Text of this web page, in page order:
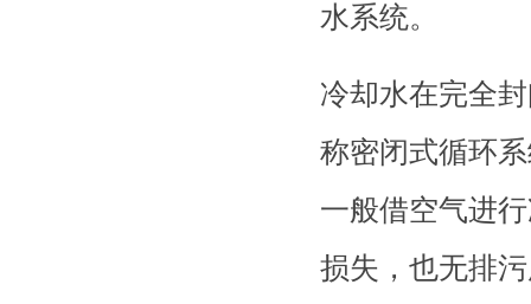
水系统。
冷却水在完全
称密闭式循环
一般借空气进
损失，也无排